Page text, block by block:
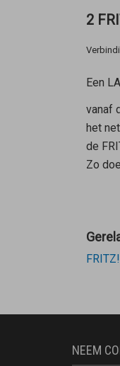
2
Een
vanaf
het
de
Zo
NEEM